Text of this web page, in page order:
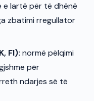
e lartë për të dhënë
zbatimi rregullator
FI): normë pëlqimi
për
ndarjes së të